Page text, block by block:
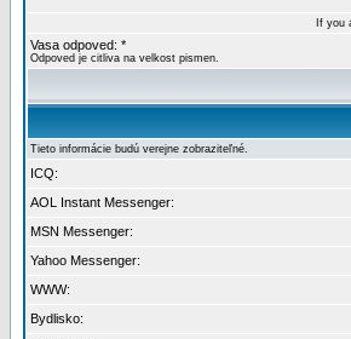
If you
Vasa odpoved: *
Odpoved je citliva na velkost pismen.
Tieto informácie budú verejne zobraziteľné.
ICQ:
AOL Instant Messenger:
MSN Messenger:
Yahoo Messenger:
WWW:
Bydlisko: